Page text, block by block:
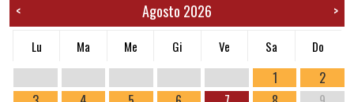
< Agosto 2026 >
Lu Ma Me Gi Ve Sa Do
1
2